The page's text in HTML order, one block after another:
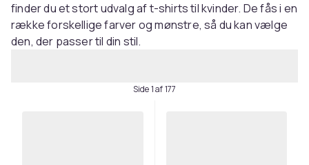
finder du et stort udvalg af t-shirts til kvinder. De fås i en
række forskellige farver og mønstre, så du kan vælge
den, der passer til din stil.
Side 1 af 177